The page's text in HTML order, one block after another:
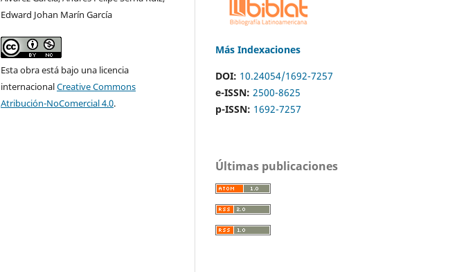
Edward Johan Marín García
Esta obra está bajo una licencia
internacionalCreative Commons
Atribución-NoComercial 4.0.
Más Indexaciones
DOI: 10.24054/1692-7257
e-ISSN: 2500-8625
p-ISSN: 1692-7257
Últimas publicaciones